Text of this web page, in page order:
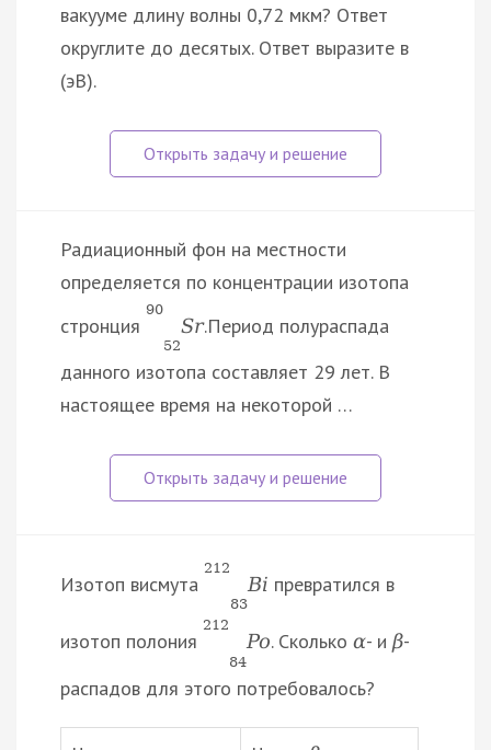
вакууме длину волны 0,72 мкм? Ответ
округлите до десятых. Ответ выразите в
(эВ).
Радиационный фон на местности
определяется по концентрации изотопа
стронция
90
52
Sr.Период полураспада
данного изотопа составляет 29 лет. В
настоящее время на некоторой …
Изотоп висмута
212
83
Bi превратился в
изотоп полония
212
84
Po. Сколько α- и β-
распадов для этого потребовалось?